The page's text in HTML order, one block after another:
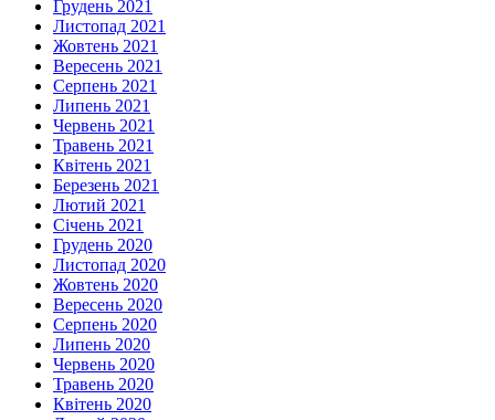
Грудень 2021
Листопад 2021
Жовтень 2021
Вересень 2021
Серпень 2021
Липень 2021
Червень 2021
Травень 2021
Квітень 2021
Березень 2021
Лютий 2021
Січень 2021
Грудень 2020
Листопад 2020
Жовтень 2020
Вересень 2020
Серпень 2020
Липень 2020
Червень 2020
Травень 2020
Квітень 2020